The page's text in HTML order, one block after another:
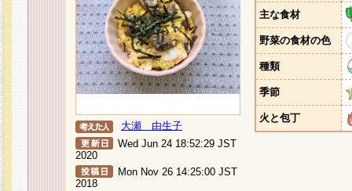
大瀬 由生子
Wed Jun 24 18:52:29 JST
2020
Mon Nov 26 14:25:00 JST
2018
主な食材
野菜の食材の色
種類
季節
火と包丁